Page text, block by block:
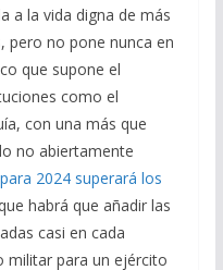
a la vida digna de más
pero no pone nunca en
que supone el
como el
con una más que
no abiertamente
2024 superará los
habrá que añadir las
casi en cada
militar para un ejército